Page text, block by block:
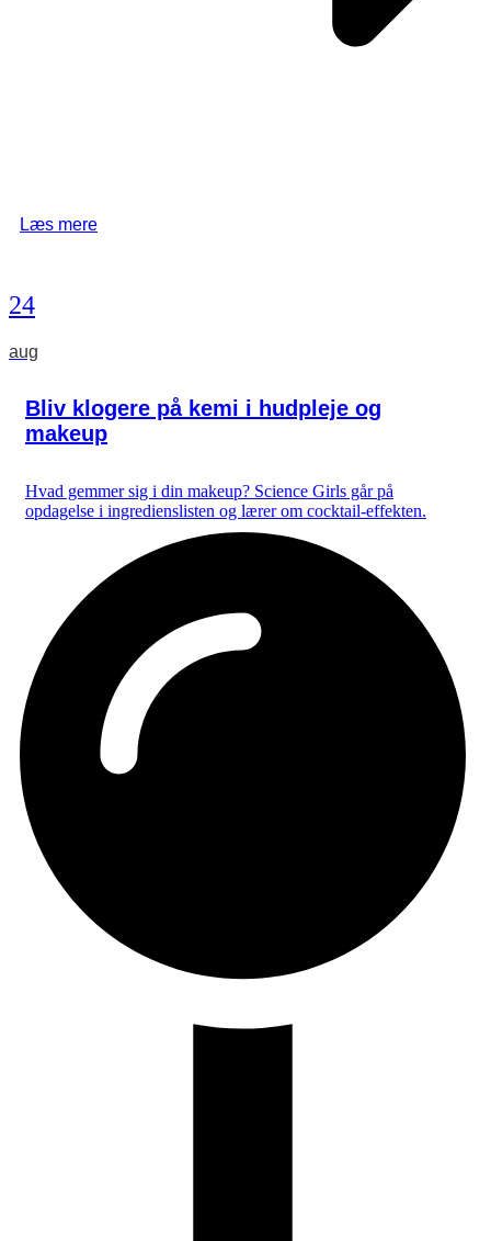
Læs mere
24
aug
Bliv klogere på kemi i hudpleje og
makeup
Hvad gemmer sig i din makeup? Science Girls går på
opdagelse i ingredienslisten og lærer om cocktail-effekten.